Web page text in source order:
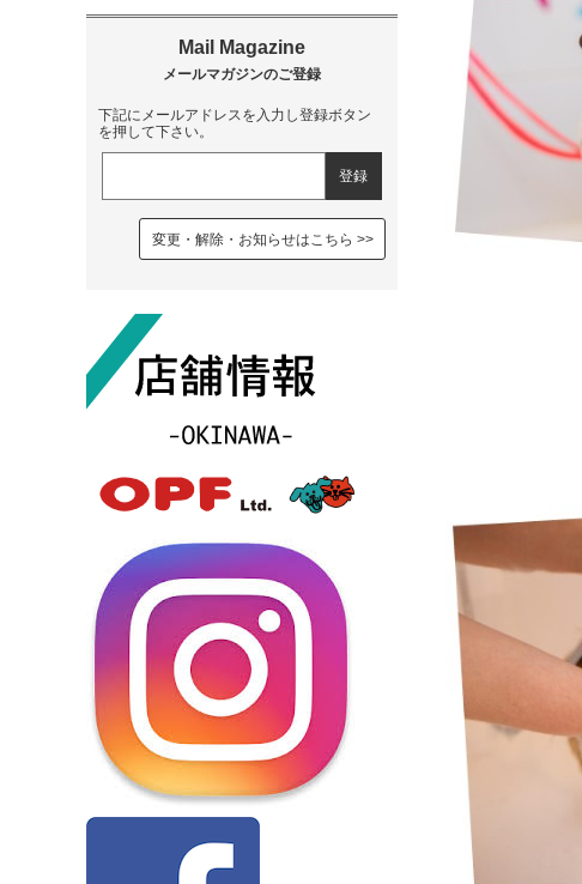
下記にメールアドレスを入力し登録ボタン
を押して下さい。
変更・解除・お知らせはこちら